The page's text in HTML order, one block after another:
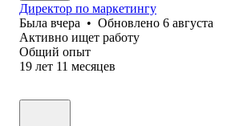
Директор по маркетингу
Была вчера • Обновлено 6 августа
Активно ищет работу
Общий опыт
19 лет 11 месяцев